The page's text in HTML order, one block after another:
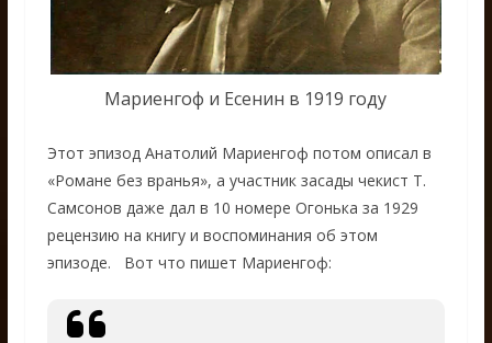
Мариенгоф и Есенин в 1919 году
Этот эпизод Анатолий Мариенгоф потом описал в
«Романе без вранья», а участник засады чекист Т.
Самсонов даже дал в 10 номере Огонька за 1929
рецензию на книгу и воспоминания об этом
эпизоде. Вот что пишет Мариенгоф: